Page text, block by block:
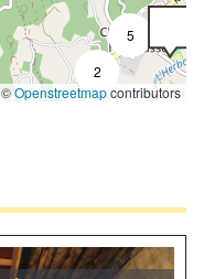
2
5
©Openstreetmapcontributors